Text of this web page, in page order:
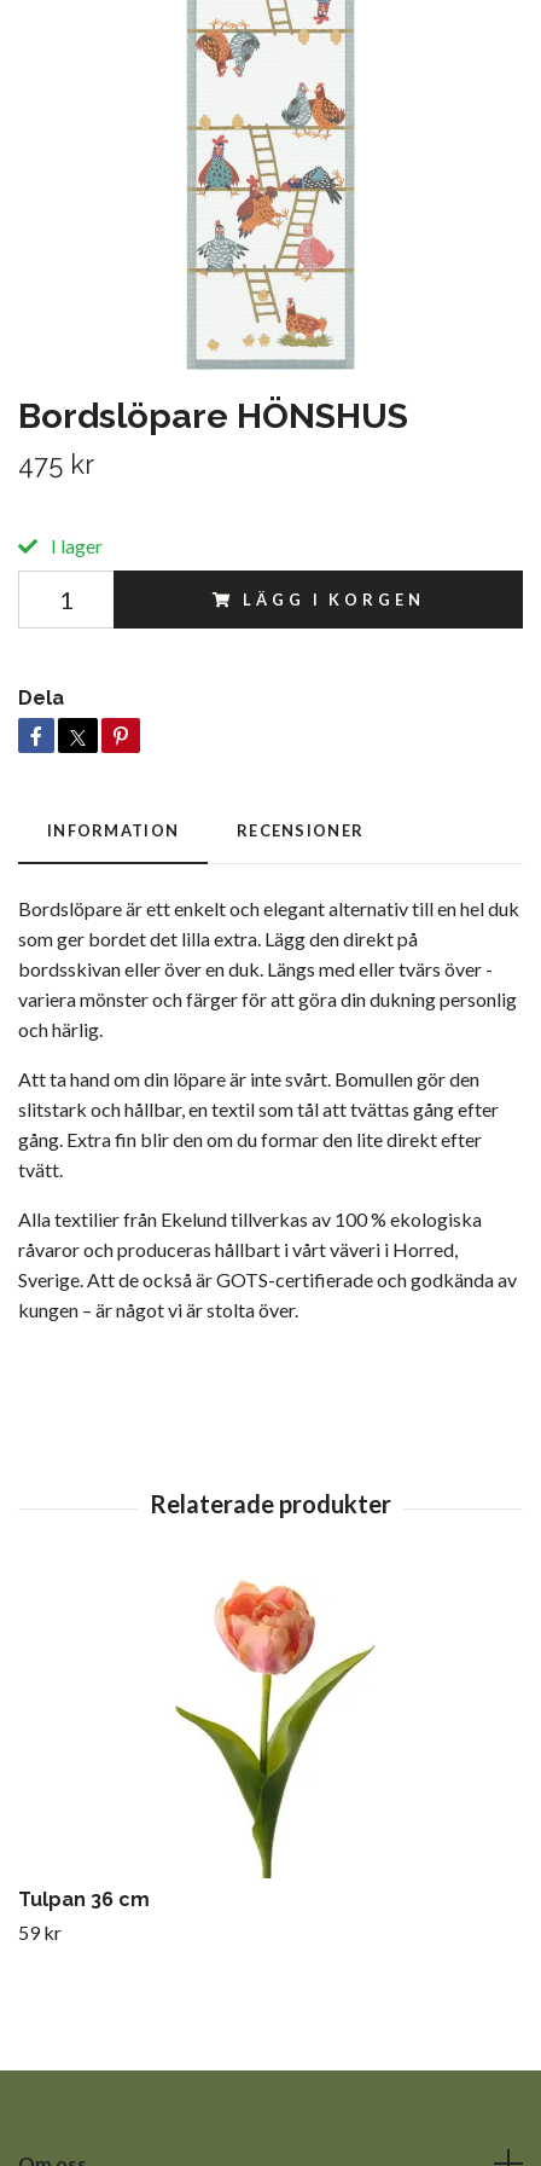
Bordslöpare HÖNSHUS
475 kr
I lager
LÄGG I KORGEN
Dela
INFORMATION RECENSIONER
Bordslöpare är ett enkelt och elegant alternativ till en hel duk
som ger bordet det lilla extra. Lägg den direkt på
bordsskivan eller över en duk. Längs med eller tvärs över -
variera mönster och färger för att göra din dukning personlig
och härlig.
Att ta hand om din löpare är inte svårt. Bomullen gör den
slitstark och hållbar, en textil som tål att tvättas gång efter
gång. Extra fin blir den om du formar den lite direkt efter
tvätt.
Alla textilier från Ekelund tillverkas av 100 % ekologiska
råvaror och produceras hållbart i vårt väveri i Horred,
Sverige. Att de också är GOTS-certifierade och godkända av
kungen – är något vi är stolta över.
Tulpan 36 cm
59 kr